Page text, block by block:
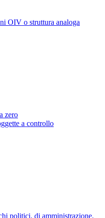
OIV o struttura analoga
zero
a controllo
politici, di amministrazione,